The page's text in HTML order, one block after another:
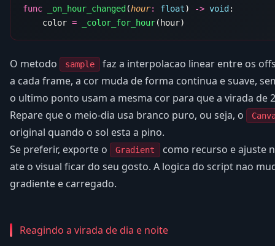
func _on_hour_changed (hour: float) -> void
    color
= _color_for_hour
O metodo sample
faz a interpolacao linear entre os
a cada frame, a cor muda de forma continua e suave,
o ultimo ponto usam a mesma cor para que a virada de
Repare que o meio-dia usa branco puro, ou seja, o
original quando o sol esta a pino.
Se preferir, exporte o
Gradient
como recurso e ajuste
ate o visual ficar do seu gosto. A logica do script nao
gradiente e carregado.
Reagindo a virada de dia e noite